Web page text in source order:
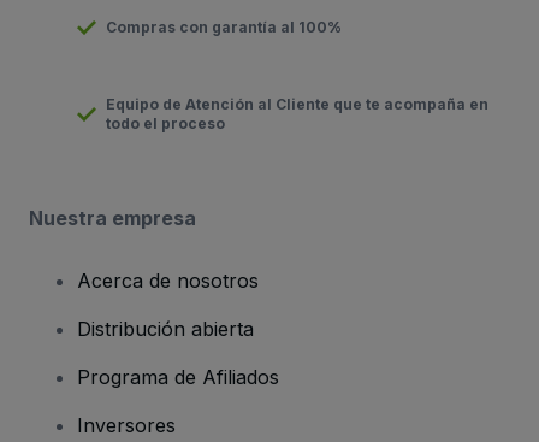
Compras con garantía al 100%
Equipo de Atención al Cliente que te acompaña en
todo el proceso
Nuestra empresa
Acerca de nosotros
Distribución abierta
Programa de Afiliados
Inversores